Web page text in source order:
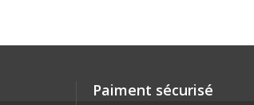
Paiment sécurisé